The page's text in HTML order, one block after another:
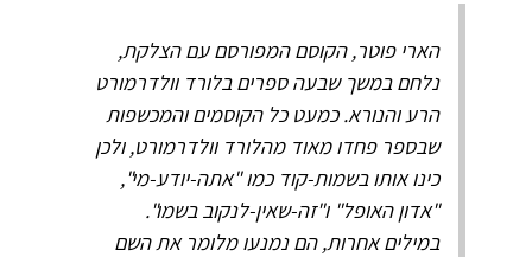
הארי פוטר, הקוסם המפורסם עם הצלקת,
נלחם במשך שבעה ספרים בלורד וולדרמורט
הרע והנורא. כמעט כל הקוסמים והמכשפות
שבספר פחדו מאוד מהלורד וולדרמורט, ולכן
כינו אותו בשמות-קוד כמו "אתה-יודע-מי",
"אדון האופל" ו"זה-שאין-לנקוב בשמו".
במילים אחרות, הם נמנעו מלומר את השם